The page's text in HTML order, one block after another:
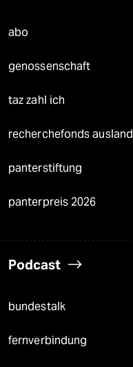
abo
genossenschaft
taz zahl ich
recherchefonds ausland
panterstiftung
panterpreis 2026
Podcast
bundestalk
fernverbindung